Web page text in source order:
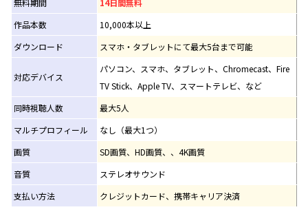
作品本数
10,000本以上
ダウンロード
スマホ・タブレットにて最大5台まで可能
対応デバイス
パソコン、スマホ、タブレット、Chromecast、Fire
TV Stick、Apple TV、スマートテレビ、など
同時視聴人数
最大5人
マルチプロフィール
なし（最大1つ）
画質
SD画質、HD画質、、4K画質
音質
ステレオサウンド
支払い方法
クレジットカード、携帯キャリア決済